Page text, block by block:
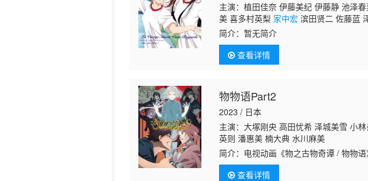
主演：植田佳奈 伊藤美纪 伊藤静 池泽
美 喜多村英梨 家中宏 滨田贤二 佐藤蓝
简介：暂无简介
查看详情
物物语Part2
2023 / 日本
主演：大塚刚央 高田忧希 泽城美雪 小
英则 潘惠美 楠大典 水川麻美
简介： 电视动画《物之古物奇谭 / 物物
待后续发表！
查看详情